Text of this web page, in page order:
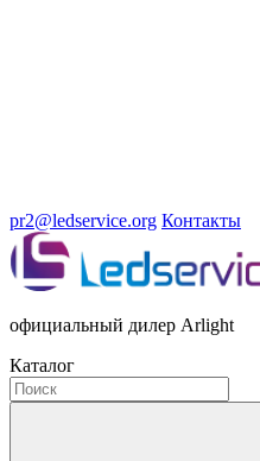
pr2@ledservice.org Контакты
официальный дилер Arlight
Каталог